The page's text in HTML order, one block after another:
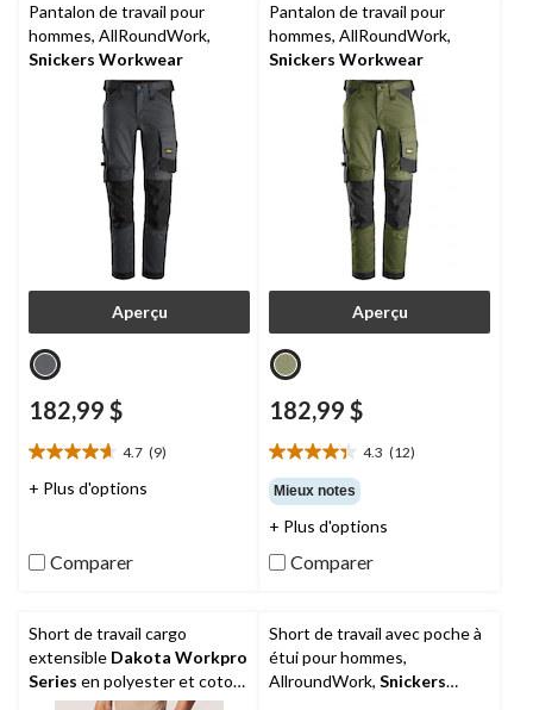
Pantalon de travail pour
hommes, AllRoundWork,
Snickers Workwear
Aperçu
182,99 $
4.7 (9)
4.7
étoile(s)
9
évaluations
+ Plus d'options
Comparer
Pantalon de travail pour
hommes, AllRoundWork,
Snickers Workwear
Aperçu
182,99 $
4.3 (12)
4.3
étoile(s)
sur
5.
12
évaluations
Mieux notes
+ Plus d'options
Comparer
Short de travail cargo
extensible Dakota Workpro
Series en polyester et coton,
pour hommes
Short de travail avec poche à
étui pour hommes,
AllroundWork, Snickers